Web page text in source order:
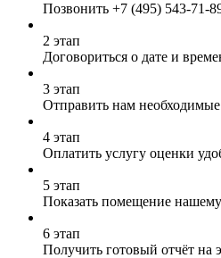
Позвонить +7 (495) 543-71-
2 этап
Договориться о дате и
3 этап
Отправить нам
4 этап
Оплатить услугу оценки
5 этап
Показать помещение
6 этап
Получить готовый отчёт на